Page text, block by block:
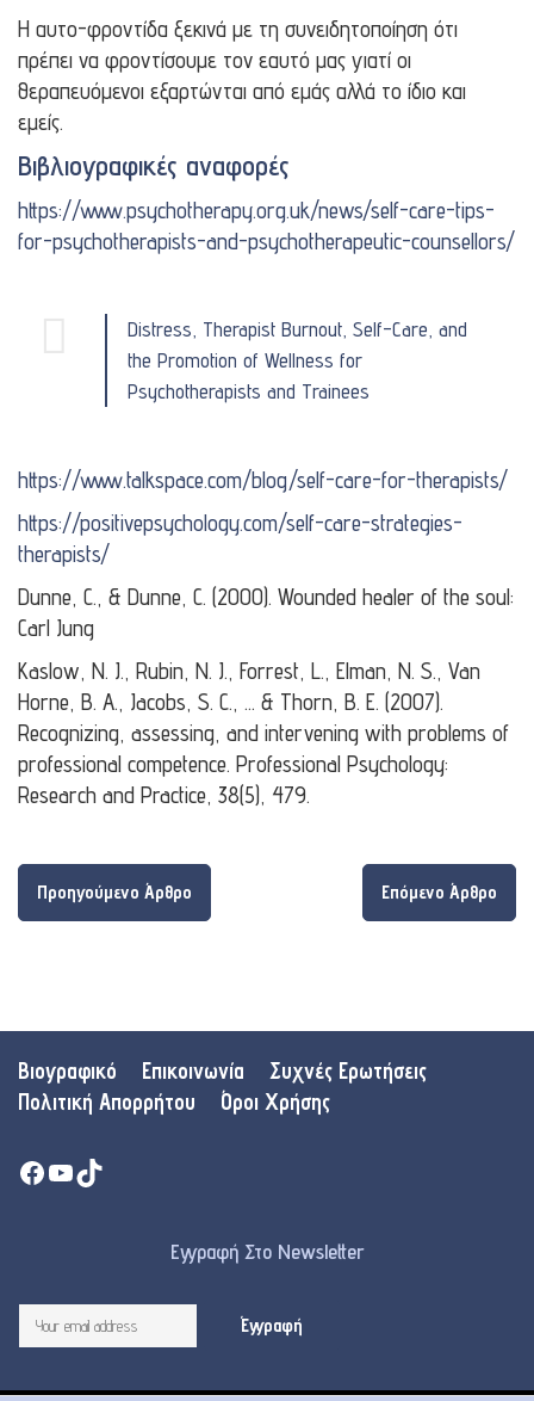
Η αυτο-φροντίδα ξεκινά με τη συνειδητοποίηση ότι
πρέπει να φροντίσουμε τον εαυτό μας γιατί οι
θεραπευόμενοι εξαρτώνται από εμάς αλλά το ίδιο και
εμείς.
Βιβλιογραφικές αναφορές
https://www.psychotherapy.org.uk/news/self-care-tips-
for-psychotherapists-and-psychotherapeutic-counsellors/
Distress, Therapist Burnout, Self-Care, and
the Promotion of Wellness for
Psychotherapists and Trainees
https://www.talkspace.com/blog/self-care-for-therapists/
https://positivepsychology.com/self-care-strategies-
therapists/
Dunne, C., & Dunne, C. (2000). Wounded healer of the soul:
Carl Jung
Kaslow, N. J., Rubin, N. J., Forrest, L., Elman, N. S., Van
Horne, B. A., Jacobs, S. C., … & Thorn, B. E. (2007).
Recognizing, assessing, and intervening with problems of
professional competence. Professional Psychology:
Research and Practice, 38(5), 479.
Προηγούμενο Άρθρο Επόμενο Άρθρο
Βιογραφικό Επικοινωνία
Συχνές Ερωτήσεις
Πολιτική Απορρήτου
Όροι Χρήσης
Facebook
YouTube
TikTok
Εγγραφή Στο Newsletter